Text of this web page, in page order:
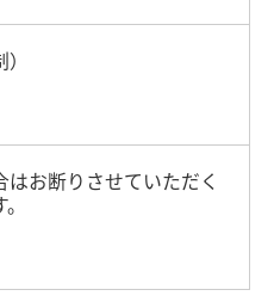
お断りさせていただく